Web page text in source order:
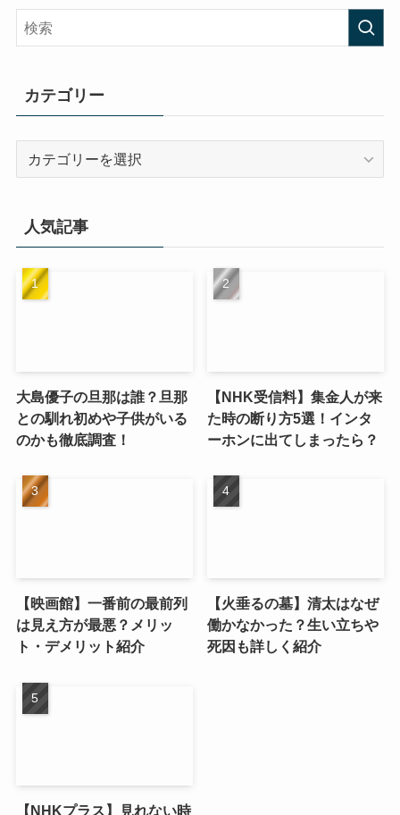
カテゴリー
ー
人気記事
大島優子の旦那は誰？旦那
との馴れ初めや子供がいる
のかも徹底調査！
【NHK受信料】集金人が来
た時の断り方5選！インタ
ーホンに出てしまったら？
【映画館】一番前の最前列
は見え方が最悪？メリッ
ト・デメリット紹介
【火垂るの墓】清太はなぜ
働かなかった？生い立ちや
死因も詳しく紹介
【NHKプラス】見れない時